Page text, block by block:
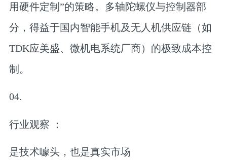
用硬件定制”的策略。多轴陀螺仪与控制器部
分，得益于国内智能手机及无人机供应链（如
TDK应美盛、微机电系统厂商）的极致成本控
制。
04.
行业观察 ：
是技术噱头，也是真实市场